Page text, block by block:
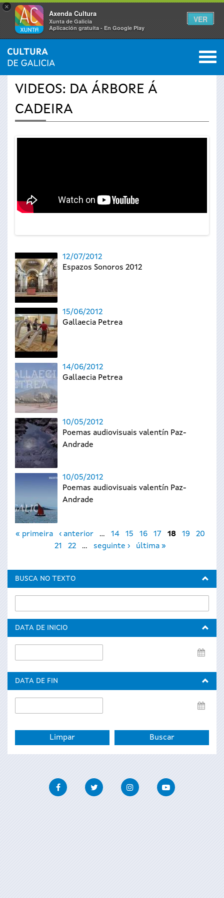
×
Axenda Cultura
Xunta de Galicia
Aplicación gratuíta - En Google Play
VER
Vostede
aquí
INICIO › ACTUALIDADE 0
VIDEOS: DA ÁRBORE Á
CADEIRA
12/07/2012
Espazos Sonoros 2012
15/06/2012
Gallaecia Petrea
14/06/2012
Gallaecia Petrea
10/05/2012
Poemas audiovisuais valentín Paz-
Andrade
10/05/2012
Poemas audiovisuais valentín Paz-
Andrade
Páxinas
« primeira ‹ anterior … 14 15 16 17 18 19
20
21
22 … seguinte › última »
BUSCA NO TEXTO
DATA DE INICIO
de
DATA DE FIN
de
FacebookTwitter InstagramYoutube